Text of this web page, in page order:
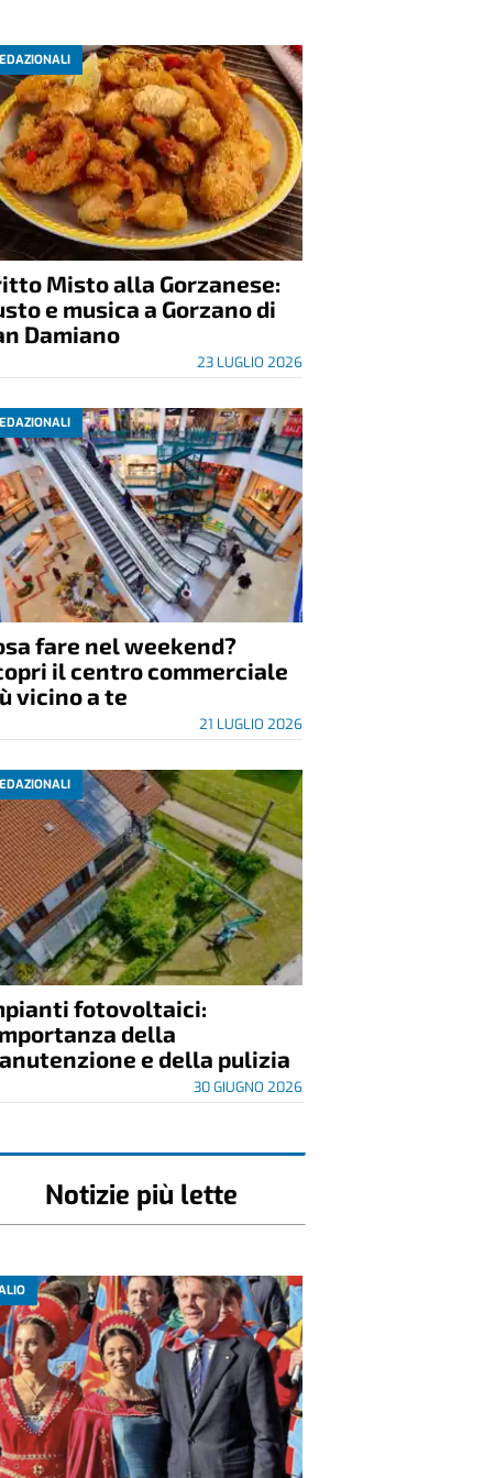
Misto alla Gorzanese:
e musica a Gorzano di
Damiano
23 LUGLIO 2026
fare nel weekend?
il centro commerciale
vicino a te
21 LUGLIO 2026
fotovoltaici:
della
e della pulizia
30 GIUGNO 2026
Notizie più lette